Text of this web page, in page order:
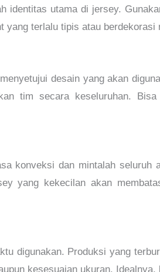
identitas utama di jersey.
yang terlalu tipis atau
desain yang akan
tim secara keseluruhan.
konveksi dan mintalah seluruh
yang kekecilan akan
digunakan. Produksi yang
kesesuaian ukuran.